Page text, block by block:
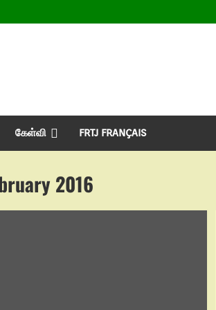
கேள்வி FRTJ FRANÇAIS
2016